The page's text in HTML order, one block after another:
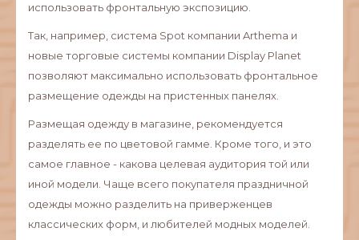
использовать фронтальную экспозицию.
Так, например, система Spot компании Arthema и
новые торговые системы компании Display Planet
позволяют максимально использовать фронтальное
размещение одежды на пристенных панелях.
Размещая одежду в магазине, рекомендуется
разделять ее по цветовой гамме. Кроме того, и это
самое главное - какова целевая аудитория той или
иной модели. Чаще всего покупателя праздничной
одежды можно разделить на приверженцев
классических форм, и любителей модных моделей.